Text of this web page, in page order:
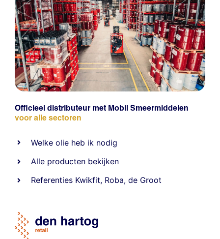
Officieel distributeur met Mobil Smeermiddelen
voor alle sectoren
Welke olie heb ik nodig
Alle producten bekijken
Referenties Kwikfit, Roba,de Groot